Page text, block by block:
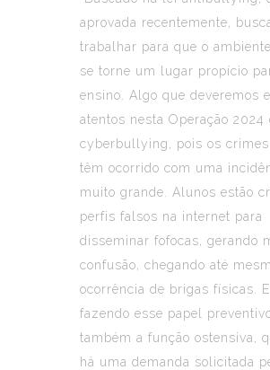
aprovada recentemente,
trabalhar para que o
se torne um lugar propício
ensino. Algo que deveremos
atentos nesta Operação 2024
cyberbullying, pois os
têm ocorrido com uma
muito grande. Alunos estão
perfis falsos na internet para
disseminar fofocas, gerando
confusão, chegando até
ocorrência de brigas físicas.
fazendo esse papel
também a função ostensiva,
há uma demanda solicitada